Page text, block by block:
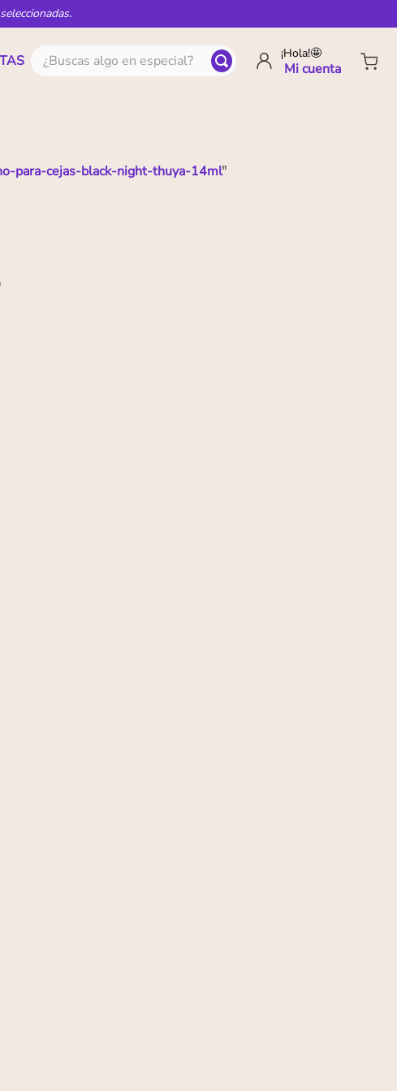
¿Buscas algo en especial? ¡Hola!🤩
para-cejas-black-night-thuya-14ml"